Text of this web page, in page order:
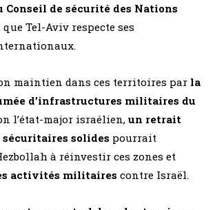
Conseil de sécurité des Nations
Tel-Aviv respecte ses
maintien dans ces territoires parla
d’infrastructures militaires du
l’état-major israélien,un retrait
solides pourrait
à réinvestir ces zones et
activités militaires contre Israël​.